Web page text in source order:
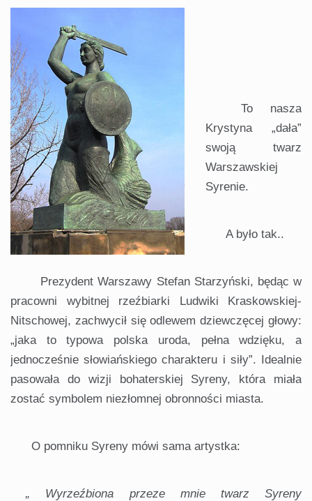
To nasza
Krystyna „dała”
swoją twarz
Warszawskiej
Syrenie.
A było tak..
Prezydent Warszawy Stefan Starzyński, będąc w
pracowni wybitnej rzeźbiarki Ludwiki Kraskowskiej-
Nitschowej, zachwycił się odlewem dziewczęcej głowy:
„jaka to typowa polska uroda, pełna wdzięku, a
jednocześnie słowiańskiego charakteru i siły”. Idealnie
pasowała do wizji bohaterskiej Syreny, która miała
zostać symbolem niezłomnej obronności miasta.
O pomniku Syreny mówi sama artystka:
„ Wyrzeźbiona przeze mnie twarz
Syreny